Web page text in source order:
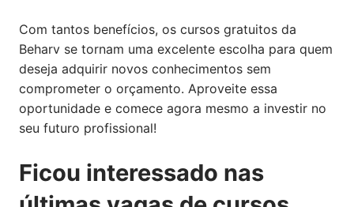
Com tantos benefícios, os cursos gratuitos da
Beharv se tornam uma excelente escolha para quem
deseja adquirir novos conhecimentos sem
comprometer o orçamento. Aproveite essa
oportunidade e comece agora mesmo a investir no
seu futuro profissional!
Ficou interessado nas